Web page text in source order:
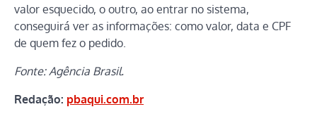
valor esquecido, o outro, ao entrar no sistema,
conseguirá ver as informações: como valor, data e CPF
de quem fez o pedido.
Fonte: Agência Brasil.
Redação: pbaqui.com.br